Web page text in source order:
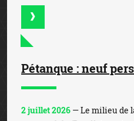
Pétanque : neuf
2 juillet 2026 — Le milieu de